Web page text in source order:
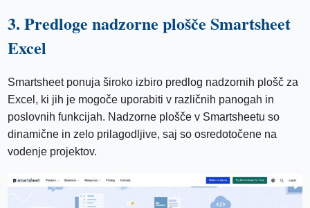
3. Predloge nadzorne plošče Smartsheet
Excel
Smartsheet ponuja široko izbiro predlog nadzornih plošč za
Excel, ki jih je mogoče uporabiti v različnih panogah in
poslovnih funkcijah. Nadzorne plošče v Smartsheetu so
dinamične in zelo prilagodljive, saj so osredotočene na
vodenje projektov.